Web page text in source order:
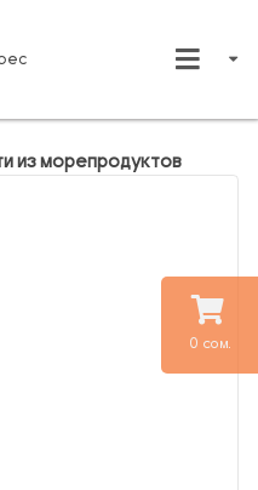
0 сом.
из морепродуктов